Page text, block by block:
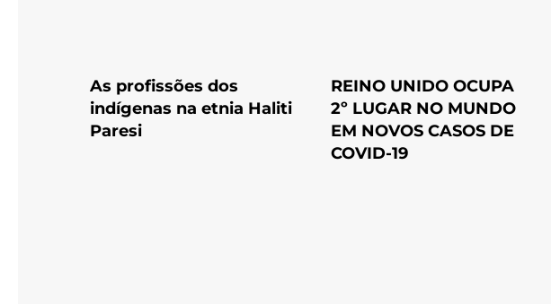
As profissões dos
indígenas na etnia Haliti
Paresi
REINO UNIDO OCUPA
2º LUGAR NO MUNDO
EM NOVOS CASOS DE
COVID-19